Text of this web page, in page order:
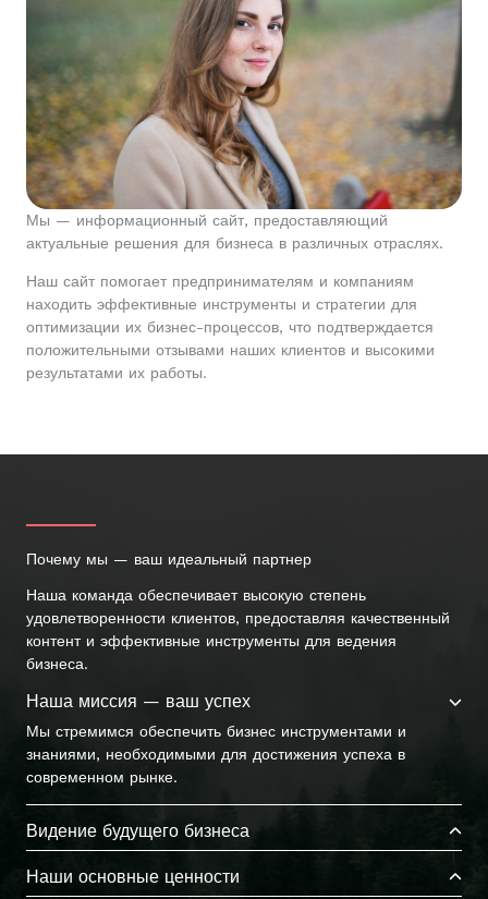
Мы — информационный сайт, предоставляющий
актуальные решения для бизнеса в различных отраслях.
Наш сайт помогает предпринимателям и компаниям
находить эффективные инструменты и стратегии для
оптимизации их бизнес-процессов, что подтверждается
положительными отзывами наших клиентов и высокими
результатами их работы.
Почему мы — ваш идеальный партнер
Наша команда обеспечивает высокую степень
удовлетворенности клиентов, предоставляя качественный
контент и эффективные инструменты для ведения
бизнеса.
Наша миссия — ваш успех
Мы стремимся обеспечить бизнес инструментами и
знаниями, необходимыми для достижения успеха в
современном рынке.
Видение будущего бизнеса
Наши основные ценности